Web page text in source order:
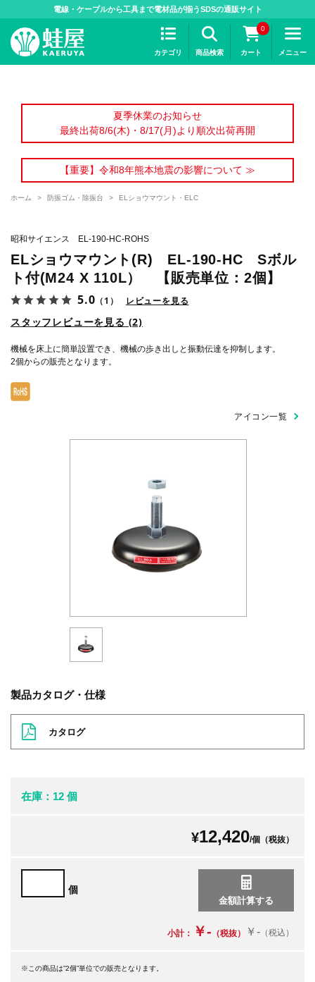
電線・ケーブルから工具まで電材品が揃うSDSの通販サイト
カテゴリ 商品検索
0
カート メニュー
夏季休業のお知らせ
最終出荷8/6(木)・8/17(月)より順次出荷再開
【重要】令和8年熊本地震の影響について ≫
ホーム > 防振ゴム・除振台 > ELショウマウント・ELC
昭和サイエンス EL-190-HC-ROHS
ELショウマウント(R) EL-190-HC Sボル
ト付(M24 X 110L） 【販売単位：2個】
5.0 （1） レビューを見る
スタッフレビューを見る (2)
機械を床上に簡単設置でき、機械の歩き出しと振動伝達を抑制します。
2個からの販売となります。
アイコン一覧
製品カタログ・仕様
カタログ
在庫：12 個
¥12,420/個（税抜）
個
小計： ￥- （税抜） ￥- （税込）
※この商品は”2個”単位での販売となります。